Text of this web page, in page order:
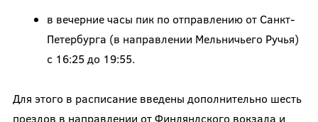
в вечерние часы пик по отправлению от Санкт-
Петербурга (в направлении Мельничьего Ручья)
с 16:25 до 19:55.
Для этого в расписание введены дополнительно шесть
поездов в направлении от Финляндского вокзала и